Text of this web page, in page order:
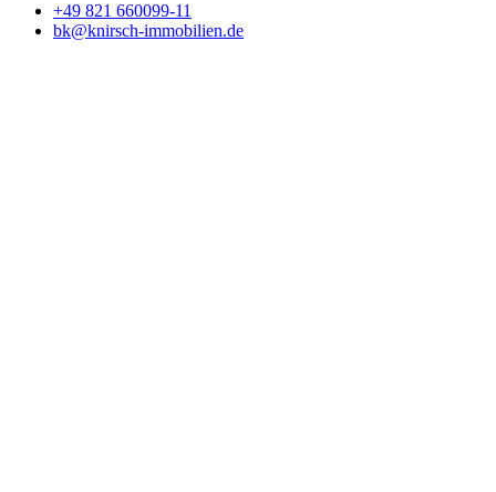
+49 821 660099-11
bk@knirsch-immobilien.de